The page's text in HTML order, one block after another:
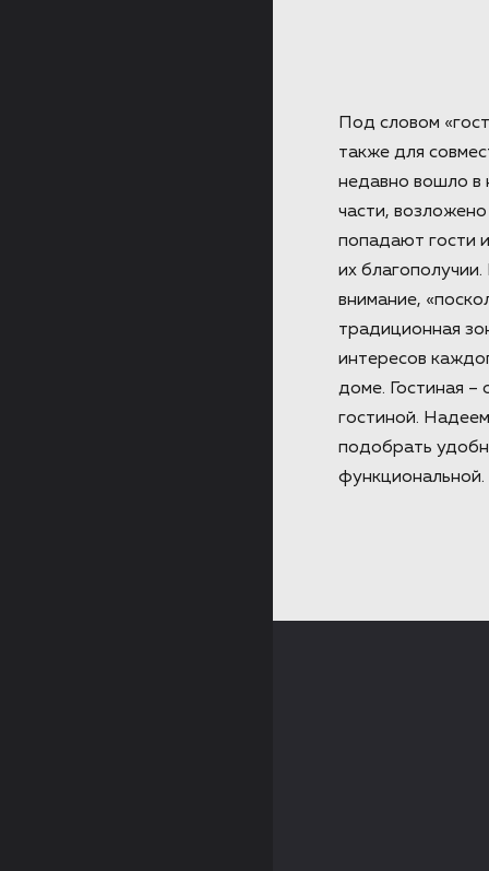
Под словом
также для
недавно вошло в
части,
попадают гости
их
внимание,
традиционная
интересов
доме. Гостиная
гостиной.
подобрать
функциональной.